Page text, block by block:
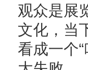
观众是展
文化，当
看成一个